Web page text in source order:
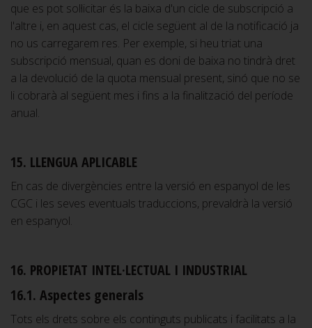
que es pot sol·licitar és la baixa d'un cicle de subscripció a
l'altre i, en aquest cas, el cicle següent al de la notificació ja
no us carregarem res. Per exemple, si heu triat una
subscripció mensual, quan es doni de baixa no tindrà dret
a la devolució de la quota mensual present, sinó que no se
li cobrarà al següent mes i fins a la finalització del període
anual.
15. LLENGUA APLICABLE
En cas de divergències entre la versió en espanyol de les
CGC i les seves eventuals traduccions, prevaldrà la versió
en espanyol.
16. PROPIETAT INTEL·LECTUAL I INDUSTRIAL
16.1. Aspectes generals
Tots els drets sobre els continguts publicats i facilitats a la